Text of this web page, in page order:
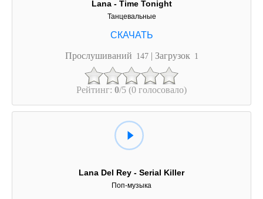
Lana - Time Tonight
Танцевальные
Прослушиваний 147 | Загрузок 1
Рейтинг: 0/5 (0 голосовало)
Lana Del Rey - Serial Killer
Поп-музыка